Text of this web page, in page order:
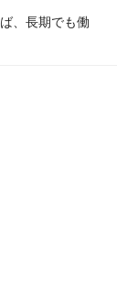
、長期でも働